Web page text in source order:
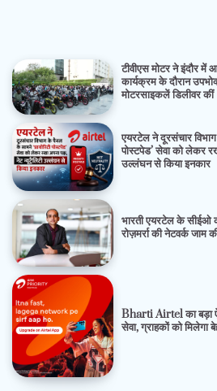
टीवीएस मोटर ने इंदौर में
कार्यक्रम के दौरान
मोटरसाइकलें डिलीवर कीं
एयरटेल ने दूरसंचार
पोस्टपेड’ सेवा को लेकर
उल्लंघन से किया इनकार
भारती एयरटेल के सीईओ
रोज़मर्रा की नेटवर्क जाम
Bharti Airtel का बड़ा
सेवा, ग्राहकों को मिलेगा